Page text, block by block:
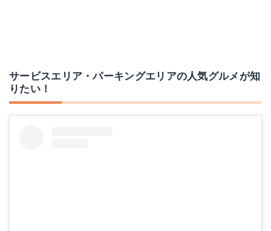
サービスエリア・パーキングエリアの人気グルメが知
りたい！